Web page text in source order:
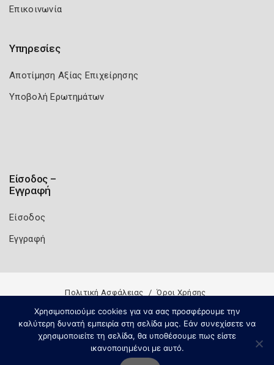
Επικοινωνία
Υπηρεσίες
Αποτίμηση Αξίας Επιχείρησης
Υποβολή Ερωτημάτων
Είσοδος –
Εγγραφή
Είσοδος
Εγγραφή
Πολιτική Ασφάλειας Όροι Χρήσης
Χρησιμοποιούμε cookies για να σας προσφέρουμε την
καλύτερη δυνατή εμπειρία στη σελίδα μας. Εάν συνεχίσετε να
χρησιμοποιείτε τη σελίδα, θα υποθέσουμε πως είστε
ικανοποιημένοι με αυτό.
Copyright 2026 Knowledge A.E.